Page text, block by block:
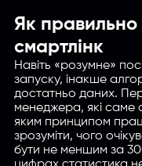
Як правильно
смартлінк
Навіть «розумне»
запуску, інакше
достатньо даних.
менеджера, які саме
яким принципом
зрозуміти, чого
бути не меншим за